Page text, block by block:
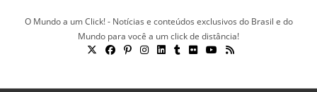
O Mundo a um Click! - Notícias e conteúdos exclusivos do Brasil e do
Mundo para você a um click de distância!